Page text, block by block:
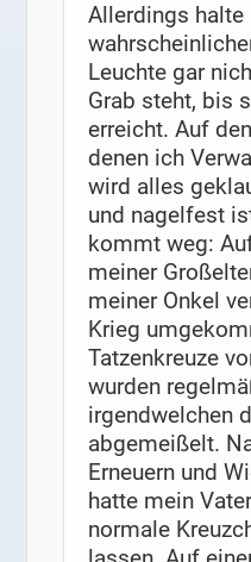
Allerdings halte
Leuchte gar
Grab steht, bis
erreicht. Auf
denen ich
wird alles
und nagelfest
kommt weg:
meiner
meiner Onkel
Krieg
Tatzenkreuze
wurden
irgendwelchen
abgemeißelt.
Erneuern und
hatte mein
normale